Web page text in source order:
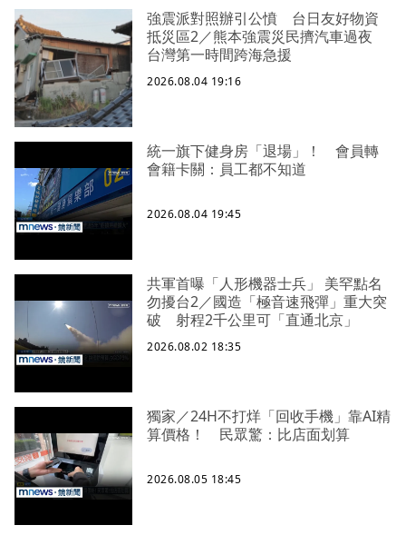
強震派對照辦引公憤 台日友好物資
抵災區2／熊本強震災民擠汽車過夜
台灣第一時間跨海急援
2026.08.04 19:16
統一旗下健身房「退場」！ 會員轉
會籍卡關：員工都不知道
2026.08.04 19:45
共軍首曝「人形機器士兵」 美罕點名
勿擾台2／國造「極音速飛彈」重大突
破 射程2千公里可「直通北京」
2026.08.02 18:35
獨家／24H不打烊「回收手機」靠AI精
算價格！ 民眾驚：比店面划算
2026.08.05 18:45